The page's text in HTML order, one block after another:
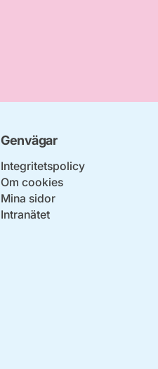
Genvägar
Integritetspolicy
Om cookies
Mina sidor
Intranätet